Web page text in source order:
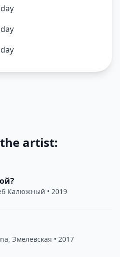
artist:
Калюжный • 2019
, Эмелевская • 2017